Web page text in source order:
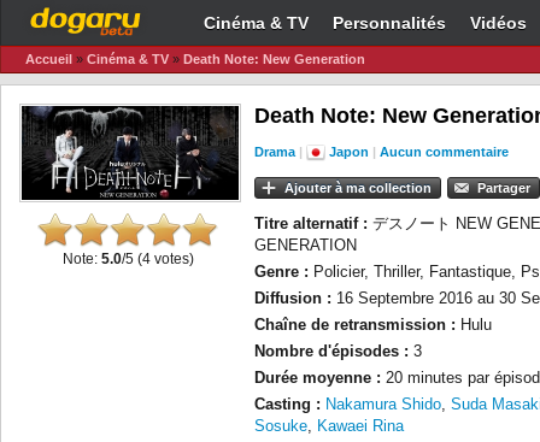
Cinéma & TV Personnalités Vidéos
Accueil » Cinéma & TV » Death Note: New Generation
Note: 5.0/5 (4votes)
Death Note: New
Drama | Japon | Aucun commentaire
Ajouter à ma collection Partager
Titre alternatif : デスノート NEW
GENERATION
Genre : Policier, Thriller, Fantastique,
Diffusion : 16 Septembre 2016 au 30
Chaîne de retransmission : Hulu
Nombre d'épisodes : 3
Durée moyenne : 20 minutes par
Casting : Nakamura Shido, Suda
Sosuke, Kawaei Rina